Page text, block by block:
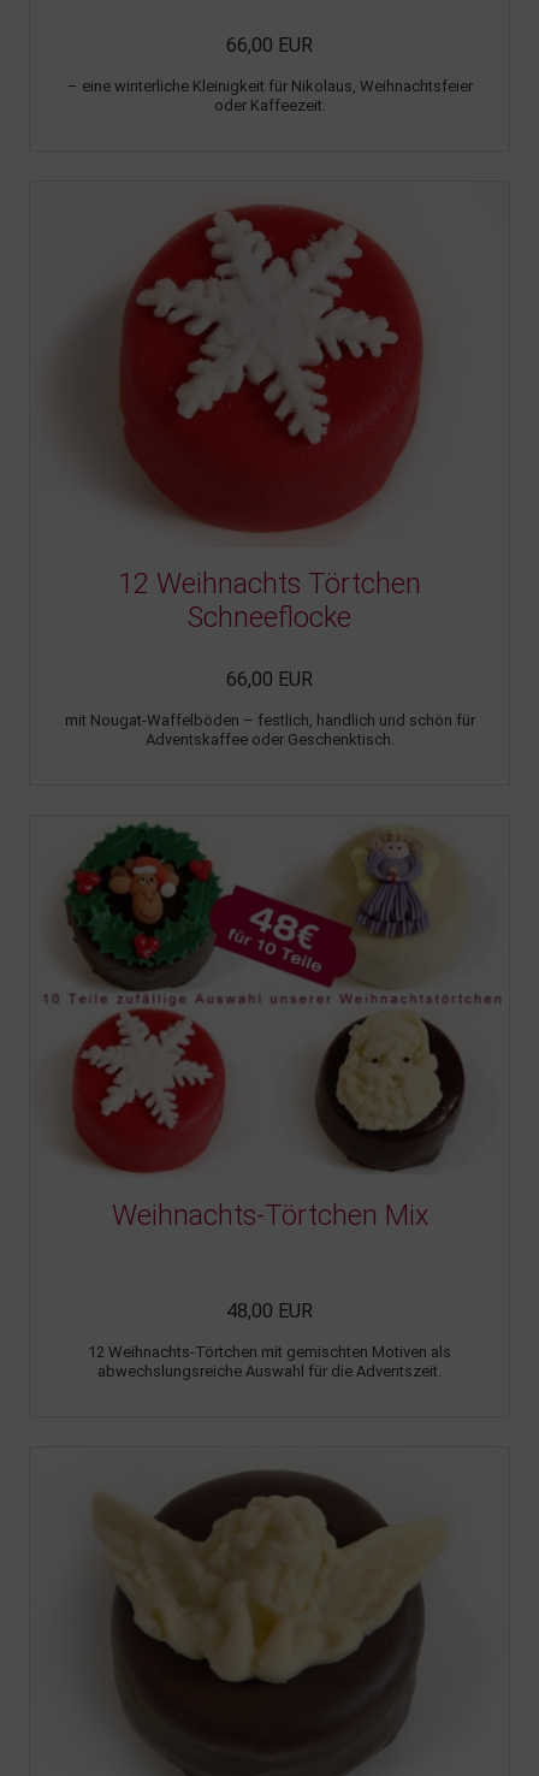
66,00 EUR
– eine winterliche Kleinigkeit für Nikolaus, Weihnachtsfeier
oder Kaffeezeit.
12 Weihnachts Törtchen
Schneeflocke
66,00 EUR
mit Nougat-Waffelböden – festlich, handlich und schön für
Adventskaffee oder Geschenktisch.
Weihnachts-Törtchen Mix
48,00 EUR
12 Weihnachts-Törtchen mit gemischten Motiven als
abwechslungsreiche Auswahl für die Adventszeit.